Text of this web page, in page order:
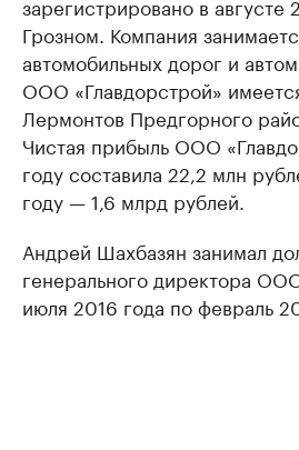
Грозном. Компания
автомобильных дорог и
ООО «Главдорстрой»
Лермонтов Предгорного
Чистая прибыль ООО
году составила 22,2 млн
году — 1,6 млрд рублей.
Андрей Шахбазян занимал
генерального директора
июля 2016 года по февраль